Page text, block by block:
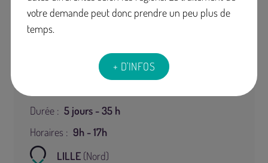
votre demande peut donc prendre un peu plus de
temps.
+ D'INFOS
23/11/2026 à 09h00 au 27/11/2026 à
Durée : 5 jours - 35 h
Horaires : 9h - 17h
LILLE(Nord)